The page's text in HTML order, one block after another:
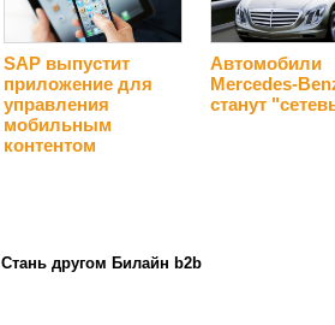
SAP выпустит
приложение для
управления
мобильным
контентом
Автомобили
Mercedes-
станут
Стань другом Билайн b2b